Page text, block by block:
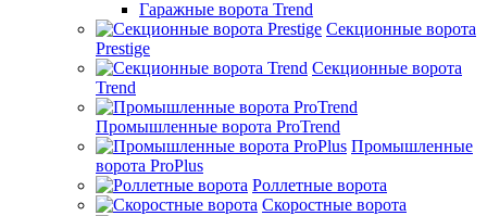
Гаражные ворота Trend
Секционные ворота
Prestige
Секционные ворота
Trend
Промышленные ворота ProTrend
Промышленные
ворота ProPlus
Роллетные ворота
Скоростные ворота